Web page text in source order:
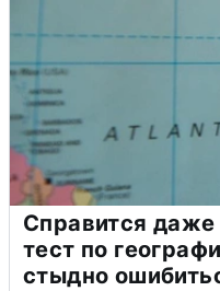
Справится
тест по
стыдно